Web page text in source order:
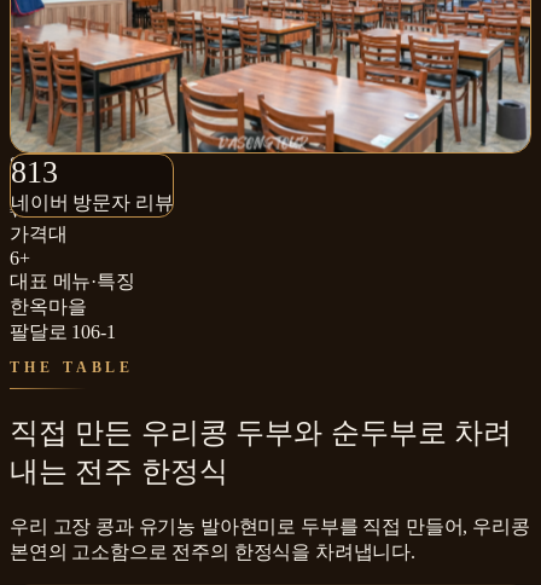
813
네이버 방문자 리뷰
813+
네이버 방문자 리뷰
₩₩
가격대
6+
대표 메뉴·특징
한옥마을
팔달로 106-1
THE TABLE
직접 만든 우리콩 두부와 순두부로 차려
내는 전주 한정식
우리 고장 콩과 유기농 발아현미로 두부를 직접 만들어, 우리콩
본연의 고소함으로 전주의 한정식을 차려냅니다.